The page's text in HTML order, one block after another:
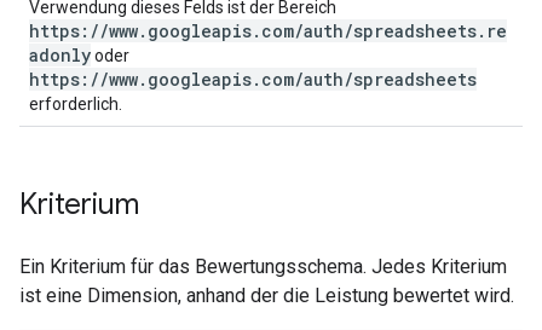
Verwendung dieses Felds ist der Bereich
https://www.googleapis.com/auth/spreadsheets.re
adonlyoder
https://www.googleapis.com/auth/spreadsheets
erforderlich.
Kriterium
Ein Kriterium für das Bewertungsschema. Jedes Kriterium
ist eine Dimension, anhand der die Leistung bewertet wird.